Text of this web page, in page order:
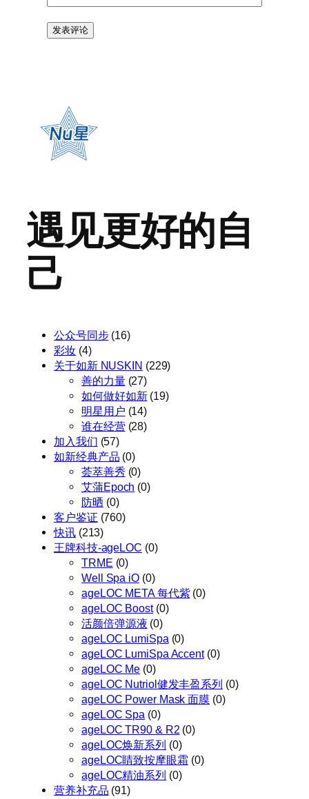
遇见更好的自
己
公众号同步(16)
彩妆(4)
关于如新 NUSKIN (229)
善的力量(27)
如何做好如新(19)
明星用户 (14)
谁在经营(28)
加入我们 (57)
如新经典产品 (0)
荟萃善秀 (0)
艾蒲Epoch (0)
防晒 (0)
客户鉴证 (760)
快讯(213)
王牌科技-ageLOC (0)
TRME (0)
Well Spa iO(0)
ageLOC META 每代紫(0)
ageLOC Boost(0)
活颜倍弹源液 (0)
ageLOC LumiSpa (0)
ageLOC LumiSpa Accent(0)
ageLOC Me (0)
ageLOC Nutriol健发丰盈系列 (0)
ageLOC Power Mask 面膜 (0)
ageLOC Spa (0)
ageLOC TR90 & R2 (0)
ageLOC焕新系列 (0)
ageLOC睛致按摩眼霜 (0)
ageLOC精油系列 (0)
营养补充品 (91)